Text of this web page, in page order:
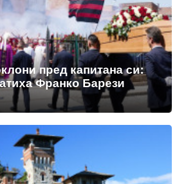
пред капитана си:
Франко Барези